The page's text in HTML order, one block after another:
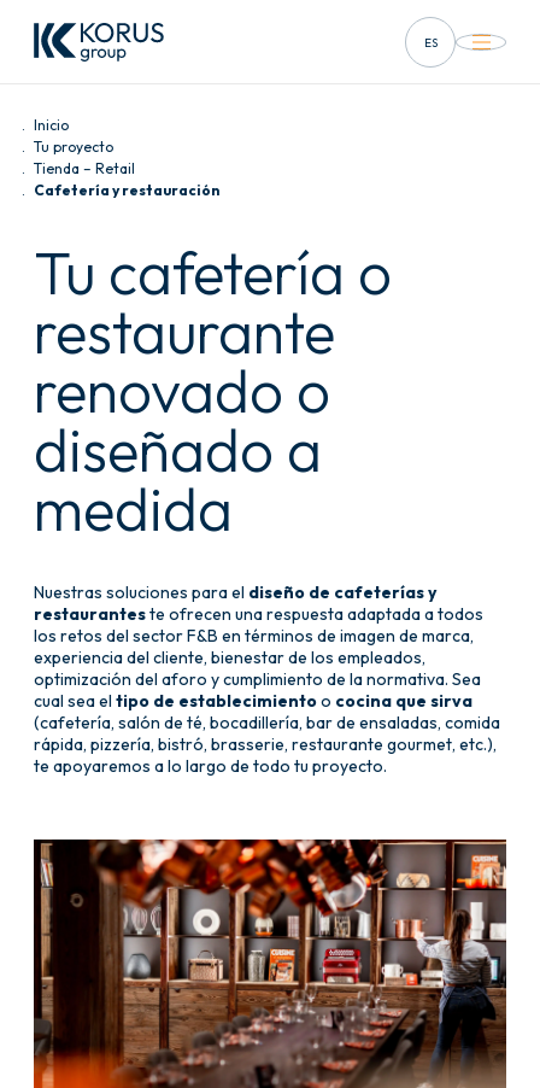
ES
Inicio
Tu proyecto
Tienda – Retail
Cafetería y restauración
Tu cafetería o
restaurante
renovado o
diseñado a
medida
Nuestras soluciones para el diseño de cafeterías y
restauranteste ofrecen una respuesta adaptada a todos
los retos del sector F&B en términos de imagen de marca,
experiencia del cliente, bienestar de los empleados,
optimización del aforo y cumplimiento de la normativa. Sea
cual sea el tipo de establecimientoo cocina que sirva
(cafetería, salón de té, bocadillería, bar de ensaladas, comida
rápida, pizzería, bistró, brasserie, restaurante gourmet, etc.),
te apoyaremos a lo largo de todo tu proyecto.